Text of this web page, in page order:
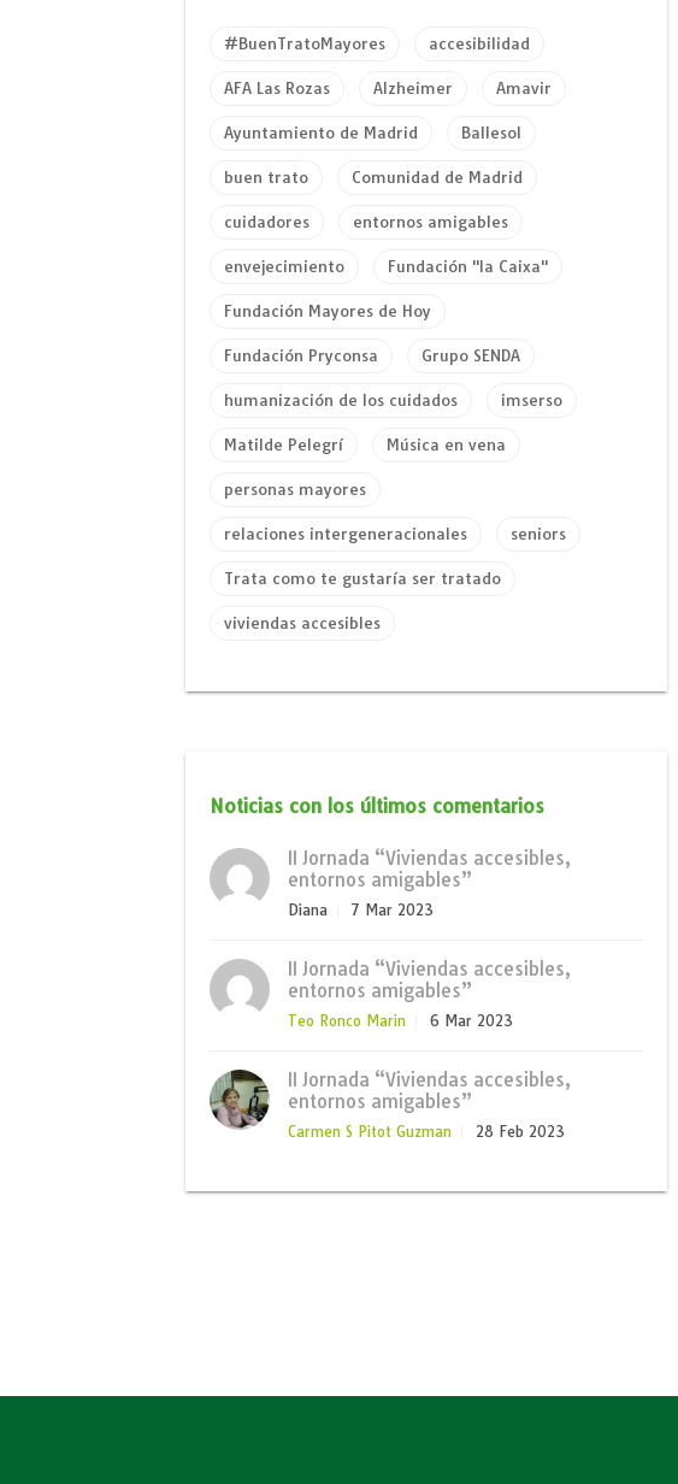
#BuenTratoMayores accesibilidad
AFA Las Rozas Alzheimer Amavir
Ayuntamiento de Madrid Ballesol
buen trato Comunidad de Madrid
cuidadores entornos amigables
envejecimiento Fundación "la Caixa"
Fundación Mayores de Hoy
Fundación Pryconsa Grupo SENDA
humanización de los cuidados imserso
Matilde Pelegrí Música en vena
personas mayores
relaciones intergeneracionales seniors
Trata como te gustaría ser tratado
viviendas accesibles
Noticias con los últimos comentarios
II Jornada “Viviendas accesibles,
entornos amigables”
Diana 7 Mar 2023
II Jornada “Viviendas accesibles,
entornos amigables”
Teo Ronco Marin 6 Mar 2023
II Jornada “Viviendas accesibles,
entornos amigables”
Carmen S Pitot Guzman 28 Feb 2023